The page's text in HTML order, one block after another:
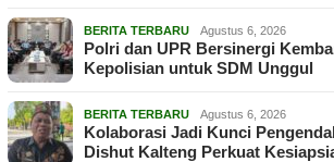
BERITA TERBARU Agustus 6, 2026
Polri dan UPR Bersinergi
Kepolisian untuk SDM Unggul
BERITA TERBARU Agustus 6, 2026
Kolaborasi Jadi Kunci
Dishut Kalteng Perkuat